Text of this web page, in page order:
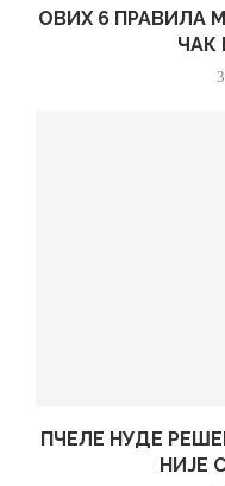
ОВИХ 6 ПРАВИЛА
ЧАК
ПЧЕЛЕ НУДЕ
НИЈЕ